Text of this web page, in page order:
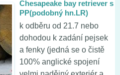
Chesapeake bay retriever s
PP(podobný hn.LR)
k odběru od 21.7 nebo
dohodou k zadání pejsek
a fenky (jedná se o čistě
100% anglické spojení